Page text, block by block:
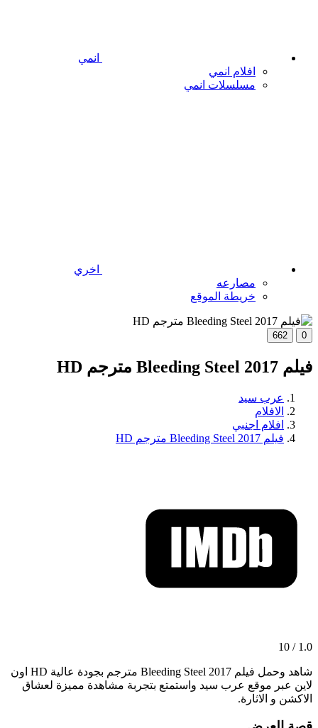
انمي
افلام انمي
مسلسلات انمي
اخري
مصارعه
خريطة الموقع
0
662
فيلم Bleeding Steel 2017 مترجم HD
عرب سيد
الافلام
افلام اجنبي
فيلم Bleeding Steel 2017 مترجم HD
1.0 / 10
شاهد وحمل فيلم Bleeding Steel 2017 مترجم بجودة عالية HD اون
لاين عبر موقع عرب سيد واستمتع بتجربة مشاهدة مميزة لعشاق
الاكشن و الاثارة.